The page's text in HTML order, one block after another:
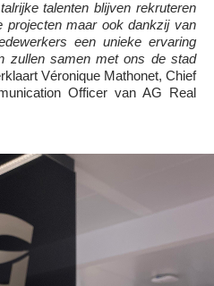
talenten blijven rekruteren
projecten maar ook dankzij van
een unieke ervaring
zullen samen met ons de stad
Véronique Mathonet, Chief
Officer van AG Real